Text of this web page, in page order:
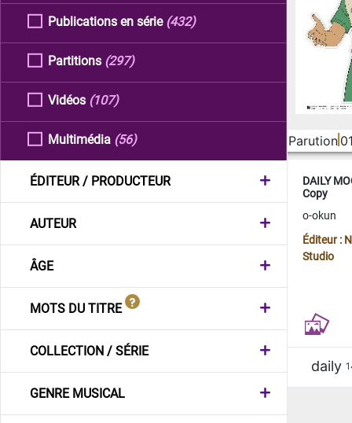
Publications en série (432)
Partitions (297)
Vidéos (107)
Multimédia (56)
ÉDITEUR / PRODUCTEUR
AUTEUR
ÂGE
MOTS DU TITRE
COLLECTION / SÉRIE
GENRE MUSICAL
Parution
DAILY
Copy
o-okun
Éditeur :
Studio
daily